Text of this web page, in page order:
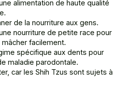
alimentation de haute qualité
de la nourriture aux gens.
nourriture de petite race pour
facilement.
spécifique aux dents pour
maladie parodontale.
car les Shih Tzus sont sujets à